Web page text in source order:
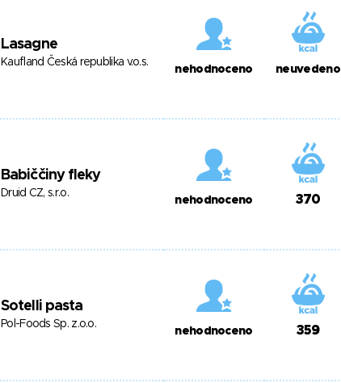
Lasagne
Kaufland Česká republika v.o.s.
nehodnoceno neuvedeno
Babiččiny fleky
Druid CZ, s.r.o.
nehodnoceno 370
Sotelli pasta
Pol-Foods Sp. z.o.o.
nehodnoceno 359